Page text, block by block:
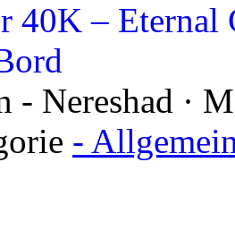
40K – Eternal
- Nereshad ·
-